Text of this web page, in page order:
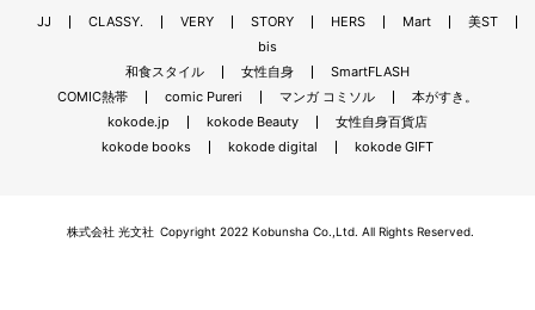
JJ CLASSY. VERY STORY HERS Mart
美ST
bis
和食スタイル
女性自身
SmartFLASH
COMIC熱帯
comic Pureri マンガ コミソル
本がすき。
kokode.jp
kokode Beauty
女性自身百貨店
kokode books
kokode digital kokode GIFT
株式会社 光文社 Copyright 2022 Kobunsha Co.,Ltd. All Rights Reserved.